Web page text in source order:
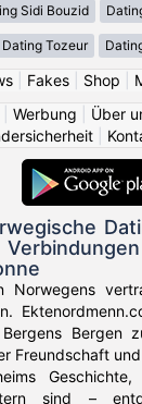
Sidi Bouzid
Dating Tozeur
| Fakes| Shop
Werbung Über
Norwegens
Bergen
Freundschaft
sind –